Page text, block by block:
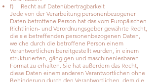
f) Recht auf Datenübertragbarkeit
Jede von der Verarbeitung personenbezogener
Daten betroffene Person hat das vom Europäischen
Richtlinien- und Verordnungsgeber gewährte Recht,
die sie betreffenden personenbezogenen Daten,
welche durch die betroffene Person einem
Verantwortlichen bereitgestellt wurden, in einem
strukturierten, gängigen und maschinenlesbaren
Format zu erhalten. Sie hat außerdem das Recht,
diese Daten einem anderen Verantwortlichen ohne
Behinderung durch den Verantwortlichen, dem die